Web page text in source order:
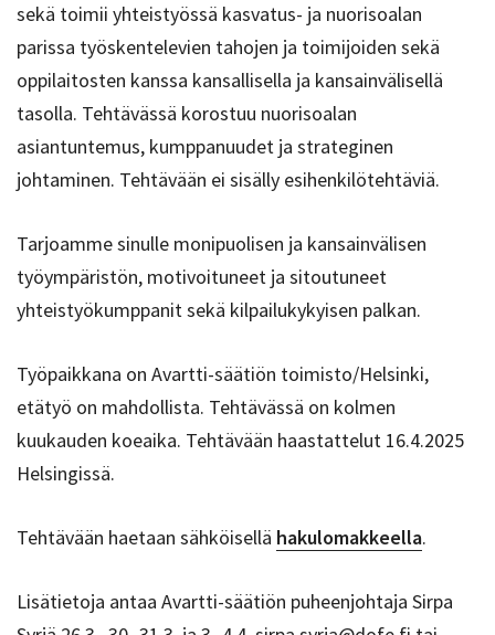
sekä toimii yhteistyössä kasvatus- ja nuorisoalan
parissa työskentelevien tahojen ja toimijoiden sekä
oppilaitosten kanssa kansallisella ja kansainvälisellä
tasolla. Tehtävässä korostuu nuorisoalan
asiantuntemus, kumppanuudet ja strateginen
johtaminen. Tehtävään ei sisälly esihenkilötehtäviä.
Tarjoamme sinulle monipuolisen ja kansainvälisen
työympäristön, motivoituneet ja sitoutuneet
yhteistyökumppanit sekä kilpailukykyisen palkan.
Työpaikkana on Avartti-säätiön toimisto/Helsinki,
etätyö on mahdollista. Tehtävässä on kolmen
kuukauden koeaika. Tehtävään haastattelut 16.4.2025
Helsingissä.
Tehtävään haetaan sähköisellä hakulomakkeella.
Lisätietoja antaa Avartti-säätiön puheenjohtaja Sirpa